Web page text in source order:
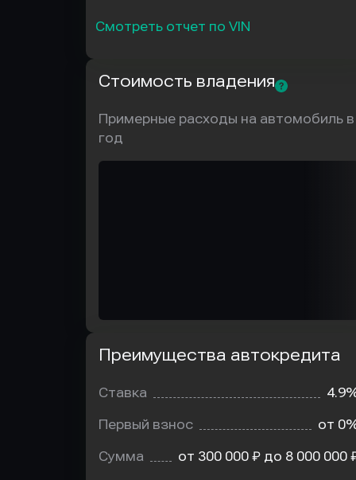
Смотреть отчет по VIN
Стоимость владения
Примерные расходы на автомобиль в
год
Преимущества автокредита
Ставка
Первый взнос от
Сумма от 300 000 ₽ до 8 000 000